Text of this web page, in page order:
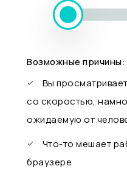
Возможные причины:
Вы
со скоростью,
ожидаемую от
Что-то мешает
браузере